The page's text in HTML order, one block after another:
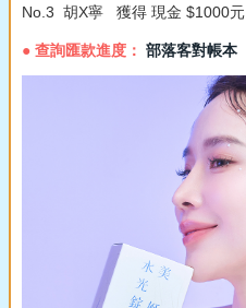
No.3 胡X寧 獲得 現金 $1000元
● 查詢匯款進度： 部落客對帳本